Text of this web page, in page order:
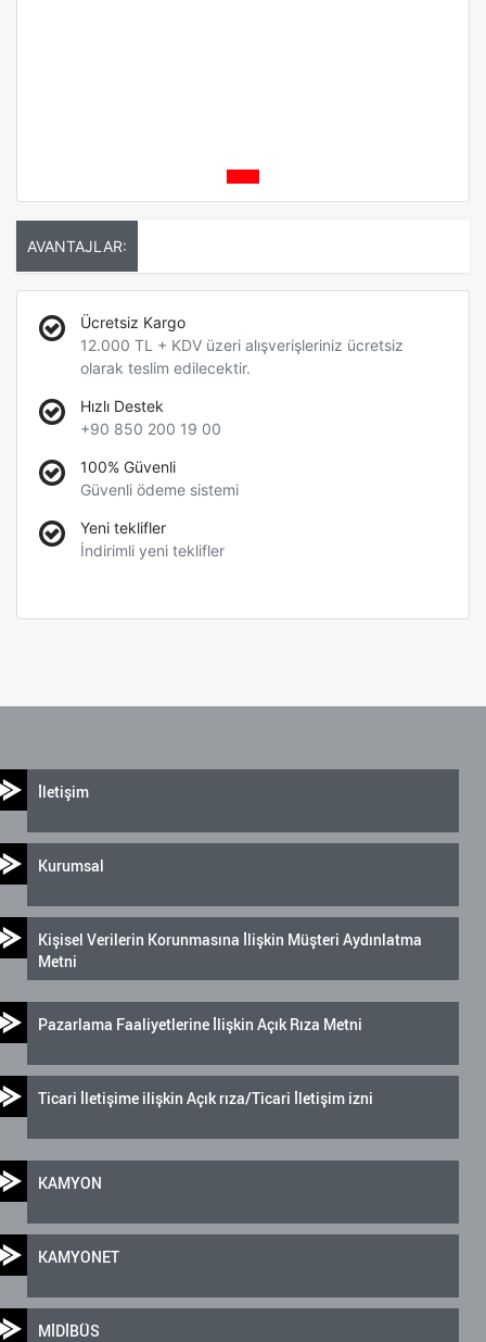
AVANTAJLAR:
Ücretsiz Kargo
12.000 TL + KDV üzeri alışverişleriniz ücretsiz
olarak teslim edilecektir.
Hızlı Destek
+90 850 200 19 00
100% Güvenli
Güvenli ödeme sistemi
Yeni teklifler
İndirimli yeni teklifler
İletişim
Kurumsal
Kişisel Verilerin Korunmasına İlişkin Müşteri Aydınlatma
Metni
Pazarlama Faaliyetlerine İlişkin Açık Rıza Metni
Ticari İletişime ilişkin Açık rıza/Ticari İletişim izni
KAMYON
KAMYONET
MİDİBÜS